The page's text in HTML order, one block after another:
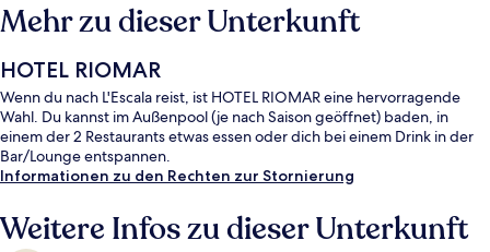
Mehr zu dieser Unterkunft
HOTEL RIOMAR
Wenn du nach L'Escala reist, ist HOTEL RIOMAR eine hervorragende
Wahl. Du kannst im Außenpool (je nach Saison geöffnet) baden, in
einem der 2 Restaurants etwas essen oder dich bei einem Drink in der
Bar/Lounge entspannen.
Informationen zu den Rechten zur Stornierung
Weitere Infos zu dieser Unterkunft